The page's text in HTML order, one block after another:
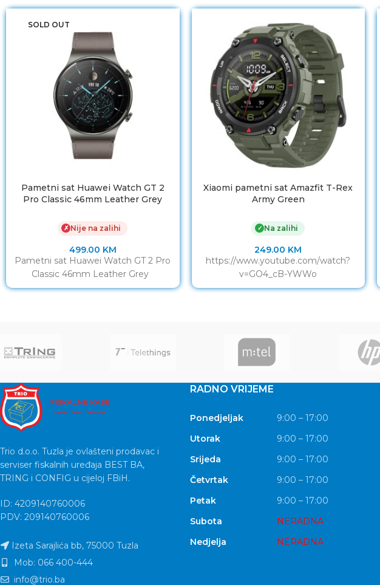
SOLD OUT
Pametni sat Huawei Watch GT 2
Pro Classic 46mm Leather Grey
✗ Nije na zalihi
499.00 KM
Pametni sat Huawei Watch GT 2 Pro
Classic 46mm Leather Grey
Xiaomi pametni sat Amazfit T-Rex
Army Green
✓ Na zalihi
249.00 KM
https://www.youtube.com/watch?
v=GO4_cB-YWWo
Trio d.o.o. Tuzla je ovlašteni prodavac i
serviser fiskalnih uređaja BEST BA,
TRING i CONFIG u cijeloj FBiH.
ID: 4209140760006
PDV: 209140760006
Izeta Sarajlića bb, 75000 Tuzla
Mob: 066 400-444
info@trio.ba
RADNO VRIJEME
Ponedjeljak
9:00 – 17:00
Utorak
9:00 – 17:00
Srijeda
9:00 – 17:00
Četvrtak
9:00 – 17:00
Petak
9:00 – 17:00
Subota
NERADNA
Nedjelja
NERADNA